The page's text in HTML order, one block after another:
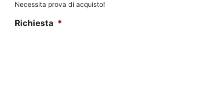
Necessita prova di acquisto!
Richiesta *